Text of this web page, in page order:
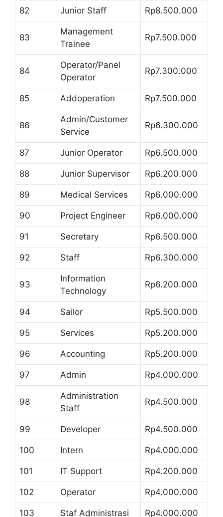
82 Junior Staff Rp8.500.000
83
Management
Trainee
Rp7.500.000
84
Operator/Panel
Operator
Rp7.300.000
85 Addoperation Rp7.500.000
86
Admin/Customer
Service
Rp6.300.000
87 Junior Operator Rp6.500.000
88 Junior Supervisor Rp6.200.000
89 Medical Services Rp6.000.000
90 Project Engineer Rp6.000.000
91 Secretary Rp6.500.000
92 Staff Rp6.300.000
93
Information
Technology
Rp6.200.000
94 Sailor Rp5.500.000
95 Services Rp5.200.000
96 Accounting Rp5.200.000
97 Admin Rp4.000.000
98
Administration
Staff
Rp4.500.000
99 Developer Rp4.500.000
100 Intern Rp4.000.000
101 IT Support Rp4.200.000
102 Operator Rp4.000.000
103 Staf Administrasi Rp4.000.000